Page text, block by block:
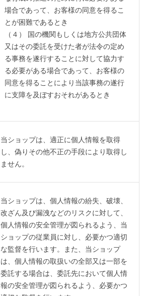
場合であって、お客様の同意を得るこ
とが困難であるとき
（４） 国の機関もしくは地方公共団体
又はその委託を受けた者が法令の定め
る事務を遂行することに対して協力す
る必要がある場合であって、お客様の
同意を得ることにより当該事務の遂行
に支障を及ぼすおそれがあるとき
当ショップは、適正に個人情報を取得
し、偽りその他不正の手段により取得し
ません。
当ショップは、個人情報の紛失、破壊、
改ざん及び漏洩などのリスクに対して、
個人情報の安全管理が図られるよう、当
ショップの従業員に対し、必要かつ適切
な監督を行います。また、当ショップ
は、個人情報の取扱いの全部又は一部を
委託する場合は、委託先において個人情
報の安全管理が図られるよう、必要かつ